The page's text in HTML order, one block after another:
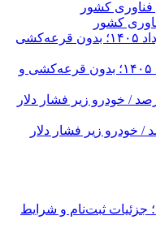
کشور
فروش فوری خودروهای وارداتی مرداد ۱۴۰۵؛ بدون قرعه‌کشی و
ریخت، ۲۰۷ فقط ۲.۹ درصد / خودرو زیر فشار دلار